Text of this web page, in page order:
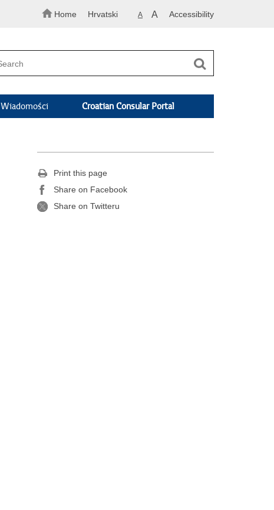
Home Hrvatski A A Accessibility
Wiadomości Croatian Consular Portal
Print this page
Share on Facebook
Share on Twitteru